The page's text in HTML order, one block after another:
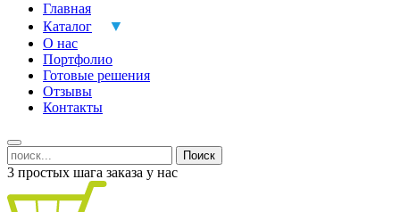
Главная
Каталог
О нас
Портфолио
Готовые решения
Отзывы
Контакты
Поиск
3 простых шага заказа у нас